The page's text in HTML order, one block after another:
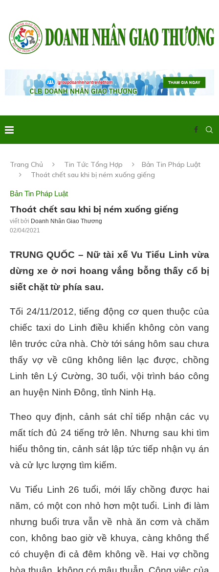
Trang Chủ Tin Tức Tổng Hợp
Bản Tin Pháp Luật
Thoát chết sau khi bị ném xuống giếng
Bản Tin Pháp Luật
Thoát chết sau khi bị ném xuống giếng
viết bởi Doanh Nhân Giao Thương
02/04/2021
TRUNG QUỐC – Nữ tài xế Vu Tiểu Linh vừa
dừng xe ở nơi hoang vắng bỗng thấy cổ bị
siết chặt từ phía sau.
Tối 24/11/2012, tiếng động cơ quen thuộc của
chiếc taxi do Linh điều khiển không còn vang
lên trước cửa nhà. Chờ tới sáng hôm sau chưa
thấy vợ về cũng không liên lạc được, chồng
Linh tên Lý Cường, 30 tuổi, vội trình báo công
an huyện Ninh Đông, tỉnh Ninh Hạ.
Theo quy định, cảnh sát chỉ tiếp nhận các vụ
mất tích đủ 24 tiếng trở lên. Nhưng sau khi tìm
hiểu thông tin, cảnh sát lập tức tiếp nhận vụ án
và cử lực lượng tìm kiếm.
Vu Tiểu Linh 26 tuổi, mới lấy chồng được hai
năm, có một con nhỏ hơn một tuổi. Linh đi làm
nhưng buổi trưa vẫn về nhà ăn cơm và chăm
con, không bao giờ về khuya, càng không thể
có chuyện đi cả đêm không về. Hai vợ chồng